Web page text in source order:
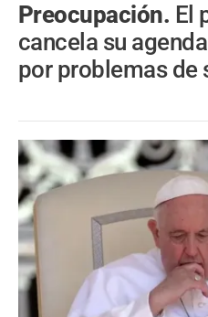
Preocupación. El
cancela su
por problemas de